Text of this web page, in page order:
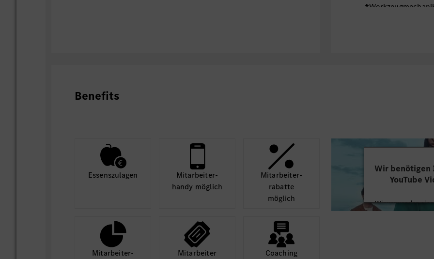
Benefits
Essens­zulagen
Mit­arbeiter­
handy möglich
Mit­arbeiter­
rabatte
möglich
Mit­arbeiter­
Mit­arbeiter
Coaching
Wir benötigen
YouTube
Wir verwenden
Videoinhalte